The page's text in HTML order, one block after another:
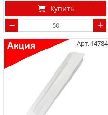
Купить
Арт. 14784